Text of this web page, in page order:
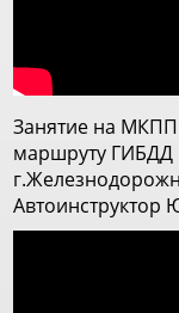
Занятие на
маршруту ГИБДД
Автоинструктор